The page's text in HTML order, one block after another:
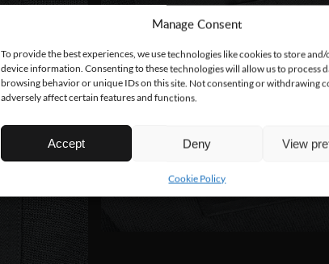
Manage Consent
To provide the best experiences, we use technologies like cookies to store and/
device information. Consenting to these technologies will allow us to process
browsing behavior or unique IDs on this site. Not consenting or withdrawing
adversely affect certain features and functions.
Accept Deny View
Cookie Policy